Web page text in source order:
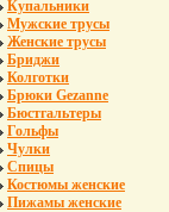
Купальники
Мужские трусы
Женские трусы
Бриджи
Колготки
Брюки Gezanne
Бюстгальтеры
Гольфы
Чулки
Спицы
Костюмы женские
Пижамы женские